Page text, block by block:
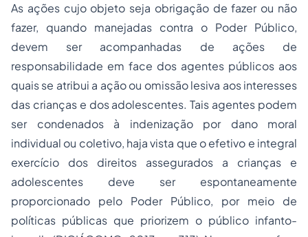
As ações cujo objeto seja obrigação de fazer ou não
fazer, quando manejadas contra o Poder Público,
devem ser acompanhadas de ações de
responsabilidade em face dos agentes públicos aos
quais se atribui a ação ou omissão lesiva aos interesses
das crianças e dos adolescentes. Tais agentes podem
ser condenados à indenização por dano moral
individual ou coletivo, haja vista que o efetivo e integral
exercício dos direitos assegurados a crianças e
adolescentes deve ser espontaneamente
proporcionado pelo Poder Público, por meio de
políticas públicas que priorizem o público infanto-